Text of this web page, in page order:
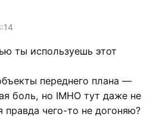
ты используешь этот
переднего плана —
боль, но IMHO тут даже не
правда чего-то не догоняю?